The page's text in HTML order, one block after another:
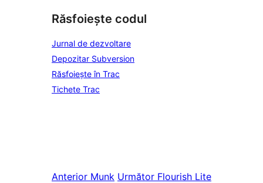
Răsfoiește codul
Jurnal de dezvoltare
Depozitar Subversion
Răsfoiește în Trac
Tichete Trac
Anterior Munk Următor Flourish Lite